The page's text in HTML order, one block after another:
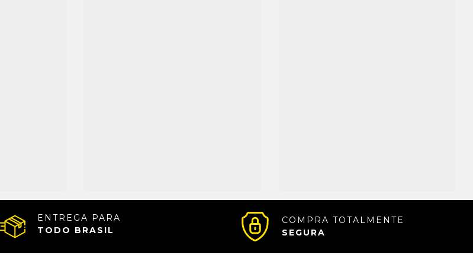
ENTREGA PARA
TODO BRASIL
COMPRA TOTALMENTE
SEGURA